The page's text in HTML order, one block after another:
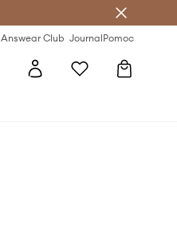
Answear Club JournalPomoc